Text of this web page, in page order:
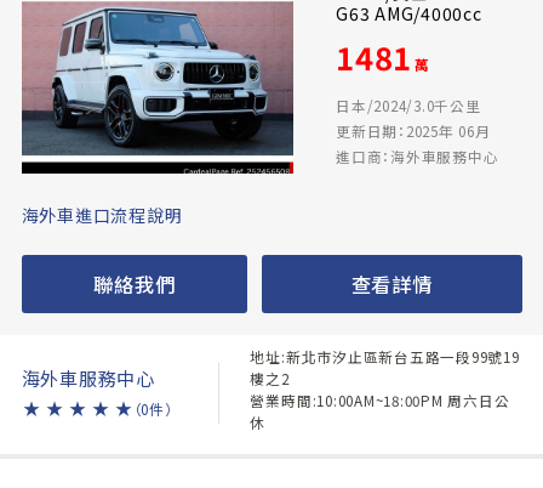
G63 AMG/4000cc
1481 萬
日本/2024/3.0千公里
更新日期：2025年 06月
進口商：海外車服務中心
海外車進口流程說明
聯絡我們 查看詳情
海外車服務中心
★ ★ ★ ★ ★ （0件）
地址:新北市汐止區新台五路一段99號19
樓之2
營業時間:10:00AM~18:00PM 周六日公
休